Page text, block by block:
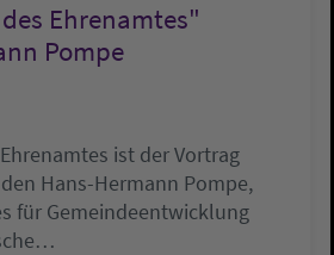
Ehrenamtes"
Pompe
ist der Vortrag
Hans-Hermann Pompe,
für Gemeindeentwicklung